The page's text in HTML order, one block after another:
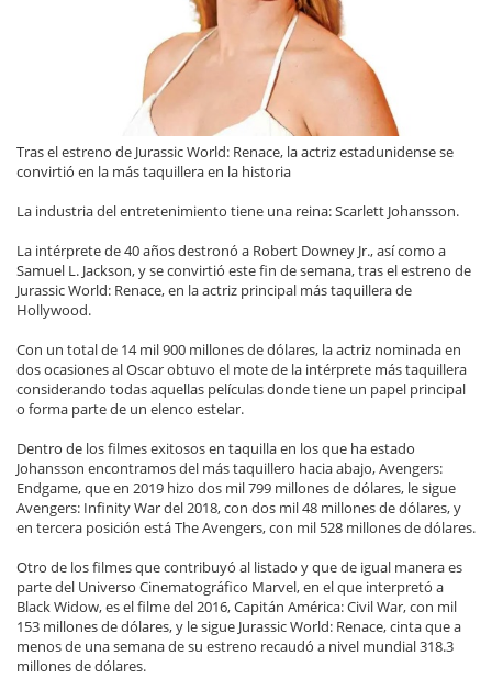
Tras el estreno de Jurassic World: Renace, la actriz estadunidense se
convirtió en la más taquillera en la historia
La industria del entretenimiento tiene una reina: Scarlett Johansson.
La intérprete de 40 años destronó a Robert Downey Jr., así como a
Samuel L. Jackson, y se convirtió este fin de semana, tras el estreno de
Jurassic World: Renace, en la actriz principal más taquillera de
Hollywood.
Con un total de 14 mil 900 millones de dólares, la actriz nominada en
dos ocasiones al Oscar obtuvo el mote de la intérprete más taquillera
considerando todas aquellas películas donde tiene un papel principal
o forma parte de un elenco estelar.
Dentro de los filmes exitosos en taquilla en los que ha estado
Johansson encontramos del más taquillero hacia abajo, Avengers:
Endgame, que en 2019 hizo dos mil 799 millones de dólares, le sigue
Avengers: Infinity War del 2018, con dos mil 48 millones de dólares, y
en tercera posición está The Avengers, con mil 528 millones de dólares.
Otro de los filmes que contribuyó al listado y que de igual manera es
parte del Universo Cinematográfico Marvel, en el que interpretó a
Black Widow, es el filme del 2016, Capitán América: Civil War, con mil
153 millones de dólares, y le sigue Jurassic World: Renace, cinta que a
menos de una semana de su estreno recaudó a nivel mundial 318.3
millones de dólares.